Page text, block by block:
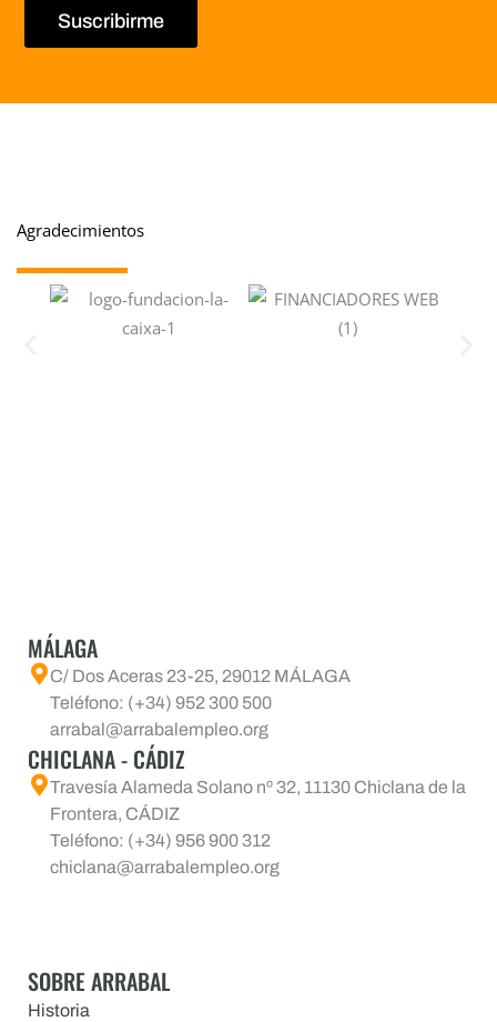
Suscribirme
Agradecimientos
MÁLAGA
C/ Dos Aceras 23-25, 29012 MÁLAGA
Teléfono: (+34) 952 300 500
arrabal@arrabalempleo.org
CHICLANA - CÁDIZ
Travesía Alameda Solano nº 32, 11130 Chiclana de la
Frontera, CÁDIZ
Teléfono: (+34) 956 900 312
chiclana@arrabalempleo.org
SOBRE ARRABAL
Historia